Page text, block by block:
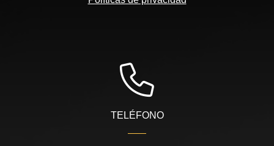
TELÉFONO